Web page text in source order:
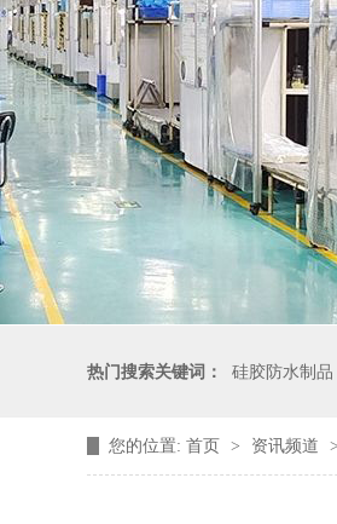
热门搜索关键词： 硅胶防水制品
您的位置: 首页 > 资讯频道 >